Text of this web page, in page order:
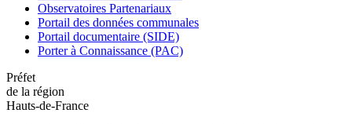
Observatoires Partenariaux
Portail des données communales
Portail documentaire (SIDE)
Porter à Connaissance (PAC)
Préfet
de la région
Hauts-de-France